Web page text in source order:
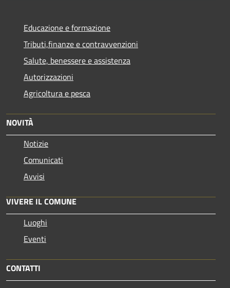
Educazione e formazione
Tributi,finanze e contravvenzioni
Salute, benessere e assistenza
Autorizzazioni
Agricoltura e pesca
NOVITÀ
Notizie
Comunicati
Avvisi
VIVERE IL COMUNE
Luoghi
Eventi
CONTATTI